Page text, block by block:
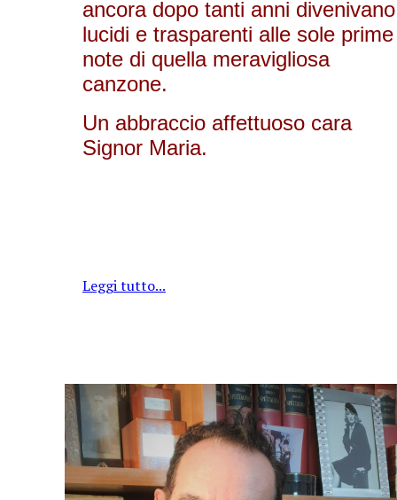
ancora dopo tanti anni divenivano
lucidi e trasparenti alle sole prime
note di quella meravigliosa
canzone.
Un abbraccio affettuoso cara
Signor Maria.
Leggi tutto...